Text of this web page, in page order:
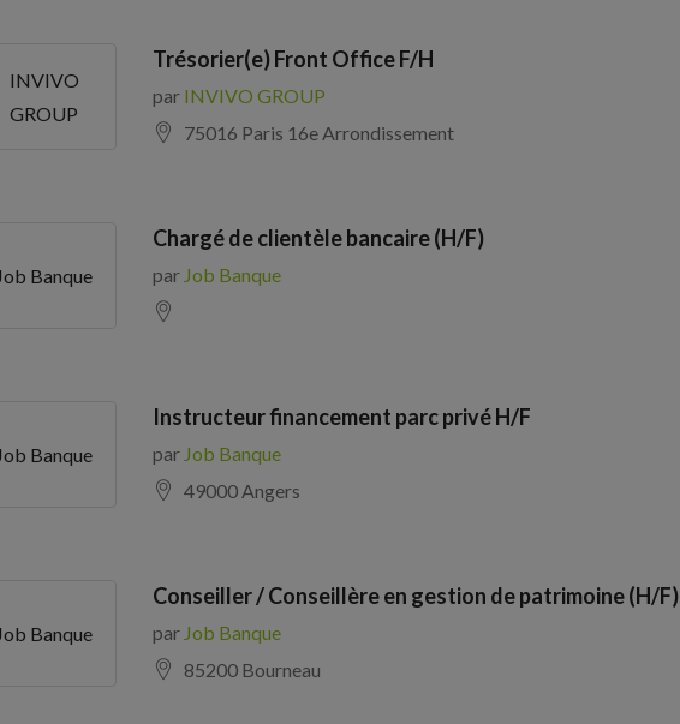
INVIVO
GROUP
Trésorier(e) Front Office F/H
par INVIVO GROUP
75016 Paris 16e Arrondissement
Job Banque
Chargé de clientèle bancaire (H/F)
par Job Banque
Job Banque
Instructeur financement parc privé H/F
par Job Banque
49000 Angers
Job Banque
Conseiller / Conseillère en gestion de patrimoine (H/F)
par Job Banque
85200 Bourneau